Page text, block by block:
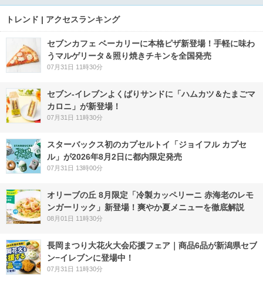
トレンド | アクセスランキング
セブンカフェ ベーカリーに本格ピザ新登場！手軽に味わ
うマルゲリータ＆照り焼きチキンを全国発売
07月31日 11時30分
セブン‐イレブンよくばりサンドに「ハムカツ＆たまごマ
カロニ」が新登場！
07月31日 11時30分
スターバックス初のカプセルトイ「ジョイフル カプセ
ル」が2026年8月2日に都内限定発売
07月31日 13時00分
オリーブの丘 8月限定「冷製カッペリーニ 赤海老のレモ
ンガーリック」新登場！爽やか夏メニューを徹底解説
08月01日 11時30分
長岡まつり大花火大会応援フェア｜商品6品が新潟県セブ
ン−イレブンに登場中！
07月31日 11時30分